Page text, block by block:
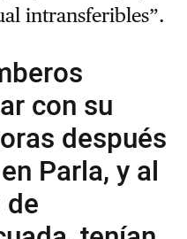
intransferibles”.
con su
después
Parla, y al